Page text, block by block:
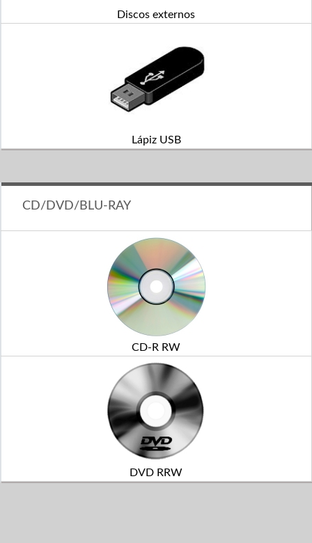
Discos externos
Lápiz USB
CD/DVD/BLU-RAY
CD-R RW
DVD RRW